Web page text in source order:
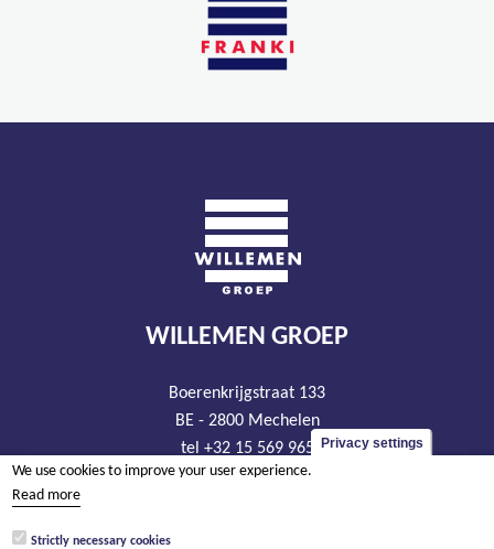
WILLEMEN GROEP
Boerenkrijgstraat 133
BE - 2800 Mechelen
tel +32 15 569 965
groep@willemen.be
Privacy settings
We use cookies to improve your user experience.
Read more
Strictly necessary cookies